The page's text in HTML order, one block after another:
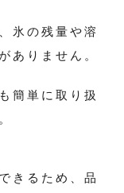
氷の残量や溶
ありません。
簡単に取り扱
きるため、品